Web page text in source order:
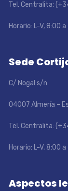
Tel. Centralita:
Horario: L-V, 8:00 a
Sede
C/ Nogal s/n
04007 Almería –
Tel. Centralita:
Horario: L-V, 8:00 a
Aspectos